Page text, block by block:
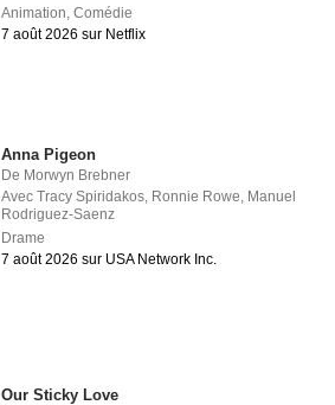
Animation,Comédie
7 août 2026 sur Netflix
Anna Pigeon
De Morwyn Brebner
AvecTracy Spiridakos Ronnie Rowe Manuel
Rodriguez-Saenz
Drame
7 août 2026 sur USA Network Inc.
Our Sticky Love